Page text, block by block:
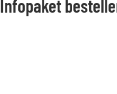
Infopaket